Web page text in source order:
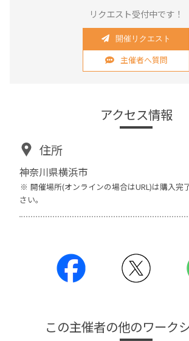
リクエスト受付中です！
開催リクエスト
主催者へ質問
アクセス情報
住所
神奈川県横浜市
開催場所(オンラインの場合はURL)は購入完
さい。
この主催者の他のワーク